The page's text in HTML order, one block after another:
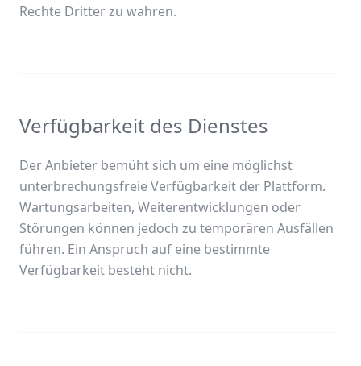
Rechte Dritter zu wahren.
Verfügbarkeit des Dienstes
Der Anbieter bemüht sich um eine möglichst
unterbrechungsfreie Verfügbarkeit der Plattform.
Wartungsarbeiten, Weiterentwicklungen oder
Störungen können jedoch zu temporären Ausfällen
führen. Ein Anspruch auf eine bestimmte
Verfügbarkeit besteht nicht.